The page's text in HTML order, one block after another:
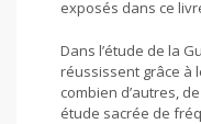
exposés dans ce
Dans l’étude de la
réussissent grâce à
combien d’autres,
étude sacrée de